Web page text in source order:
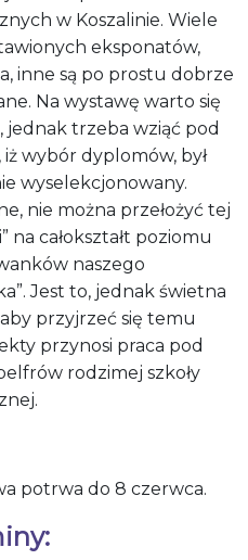
w Koszalinie. Wiele
eksponatów,
inne są po prostu dobrze
Na wystawę warto się
jednak trzeba wziąć pod
iż wybór dyplomów, był
wyselekcjonowany.
nie można przełożyć tej
na całokształt poziomu
naszego
Jest to, jednak świetna
przyjrzeć się temu
przynosi praca pod
rodzimej szkoły
potrwa do 8 czerwca.